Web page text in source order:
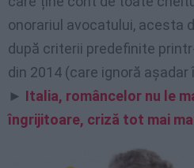
onorariul avocatului, acesta
după criterii predefinite
din 2014 (care ignoră
► Italia, româncelor nu le
îngrijitoare, criză tot mai